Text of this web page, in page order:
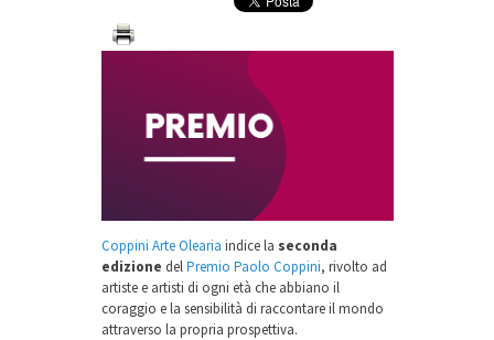
Coppini Arte Olearia indice la seconda
edizione delPremio Paolo Coppini, rivolto ad
artiste e artisti di ogni età che abbiano il
coraggio e la sensibilità di raccontare il mondo
attraverso la propria prospettiva.